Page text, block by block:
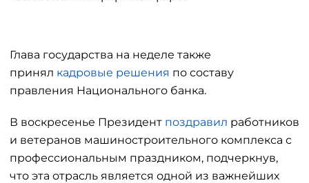
Глава государства на неделе также
принял кадровые решения по составу
правления Национального банка.
В воскресенье Президент поздравил работников
и ветеранов машиностроительного комплекса с
профессиональным праздником, подчеркнув,
что эта отрасль является одной из важнейших